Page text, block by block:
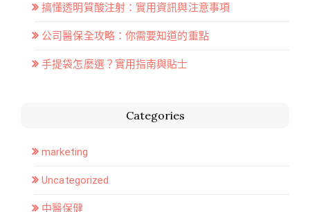
搞懂透明質酸注射：實用資訊與注意事項
公司醫保全攻略：你需要知道的重點
手提袋怎麼選？實用指南與貼士
Categories
marketing
Uncategorized
中醫保健